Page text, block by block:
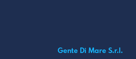
Gente Di Mare S.r.l.